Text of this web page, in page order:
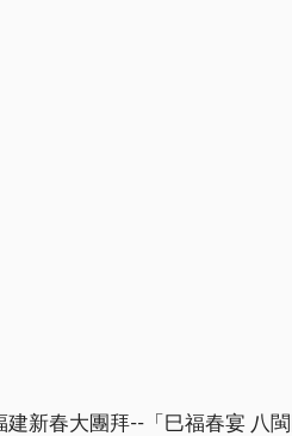
新春大團拜--「巳福春宴 八